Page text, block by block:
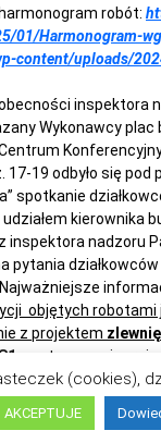
robót:
01/Harmonogram-
content/uploads/
inspektora
Wykonawcy plac
17-19 odbyło się
spotkanie
kierownika
inspektora nadzoru
pytania
objętych robotami
z projektem
, usytuowanej w
przy działkach nr 76,
jest na 21
na 30 kwietnia
(cookies),
AKCEPTUJE